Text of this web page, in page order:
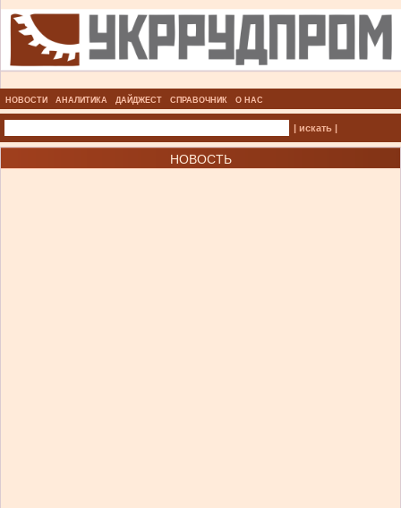
НОВОСТИ АНАЛИТИКА ДАЙДЖЕСТ СПРАВОЧНИК О НАС
| искать |
НОВОСТЬ